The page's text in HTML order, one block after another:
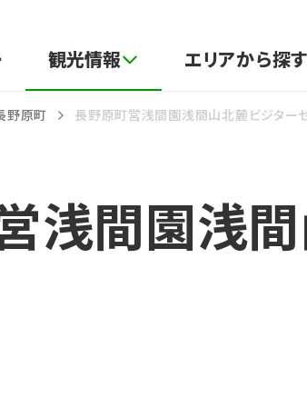
観光情報 エリアから探す
野原町 長野原町営浅間園浅間山北麓ビジター
浅間園浅